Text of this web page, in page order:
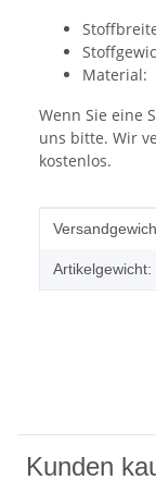
Wenn Sie eine
uns bitte. Wir
kostenlos.
Wert
Artikelgewicht:
Kunden